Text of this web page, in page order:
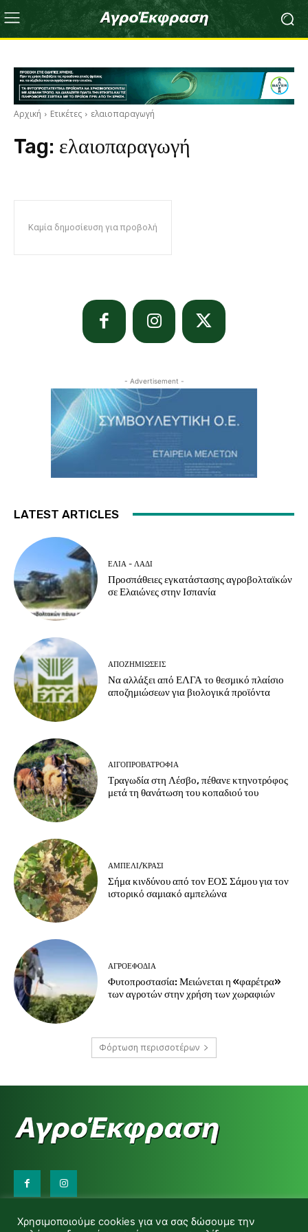
Αρχική Ετικέτες ελαιοπαραγωγή
Tag: ελαιοπαραγωγή
Καμία δημοσίευση για προβολή
- Advertisement -
LATEST ARTICLES
ΕΛΙΆ - ΛΆΔΙ
Προσπάθειες εγκατάστασης αγροβολταϊκών
σε Ελαιώνες στην Ισπανία
ΑΠΟΖΗΜΙΏΣΕΙΣ
Να αλλάξει από ΕΛΓΑ το θεσμικό πλαίσιο
αποζημιώσεων για βιολογικά προϊόντα
ΑΙΓΟΠΡΟΒΑΤΡΟΦΊΑ
Τραγωδία στη Λέσβο, πέθανε κτηνοτρόφος
μετά τη θανάτωση του κοπαδιού του
ΑΜΠΈΛΙ/ΚΡΑΣΊ
Σήμα κινδύνου από τον ΕΟΣ Σάμου για τον
ιστορικό σαμιακό αμπελώνα
ΑΓΡΟΕΦΌΔΙΑ
Φυτοπροστασία: Μειώνεται η «φαρέτρα»
των αγροτών στην χρήση των χωραφιών
Φόρτωση περισσοτέρων
d.makas@yahoo.gr
Χρησιμοποιούμε cookies για να σας δώσουμε την